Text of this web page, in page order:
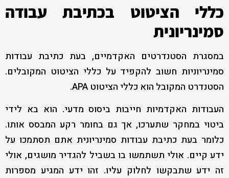
כללי הציטוט בכתיבת עבודה
סמינריונית
במסגרת הסטנדרטים האקדמיים, בעת כתיבת עבודות
סמינריוניות חשוב להקפיד על כללי הציטוט המקובלים.
הסטנדרט המקובל הוא כללי הציטוט APA.
העבודות האקדמיות חייבות ביסוס מדעי. הוא בא לידי
ביטוי במחקר שתערכו, אך גם בחומר רקע המבסס אותו.
כלומר בעת כתיבת עבודות סמינריונית אתם תסתמכו על
ידע קיים. אולי תשתמשו בו בשביל להגדיר מושגים, אולי
זה ידע שתבקשו לחלוק עליו. זהו ידע המגיע מספרות